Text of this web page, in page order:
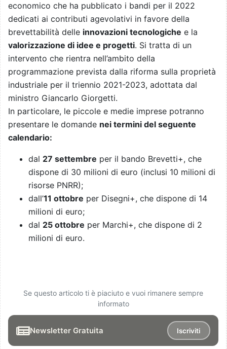
economico che ha pubblicato i bandi per il 2022
dedicati ai contributi agevolativi in favore della
brevettabilità delle innovazioni tecnologiche e la
valorizzazione di idee e progetti. Si tratta di un
intervento che rientra nell’ambito della
programmazione prevista dalla riforma sulla proprietà
industriale per il triennio 2021-2023, adottata dal
ministro Giancarlo Giorgetti.
In particolare, le piccole e medie imprese potranno
presentare le domande nei termini del seguente
calendario:
dal 27 settembre per il bando Brevetti+, che
dispone di 30 milioni di euro (inclusi 10 milioni di
risorse PNRR);
dall’11 ottobre per Disegni+, che dispone di 14
milioni di euro;
dal 25 ottobre per Marchi+, che dispone di 2
milioni di euro.
Se questo articolo ti è piaciuto e vuoi rimanere sempre
informato
Newsletter Gratuita Iscriviti